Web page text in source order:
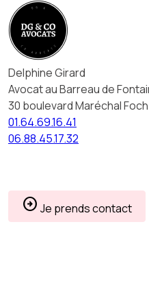
Delphine Girard
Avocat au Barreau de
30 boulevard Maréchal Foch
01.64.69.16.41
06.88.45.17.32
arrow_circle_right Je prends contact
Panneau de gestion des cookies